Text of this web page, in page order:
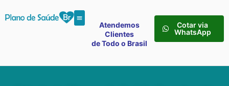
Atendemos
Clientes
de Todo o Brasil
Cotar via
WhatsApp